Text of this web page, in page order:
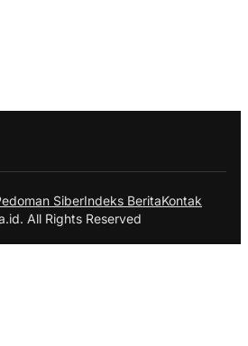
SiberIndeks BeritaKontak
All Rights Reserved